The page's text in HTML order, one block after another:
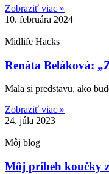
Zobraziť viac »
10. februára 2024
Midlife Hacks
Renáta Beláková:
Mala si predstavu, ako
Zobraziť viac »
24. júla 2023
Môj blog
Môj príbeh koučky